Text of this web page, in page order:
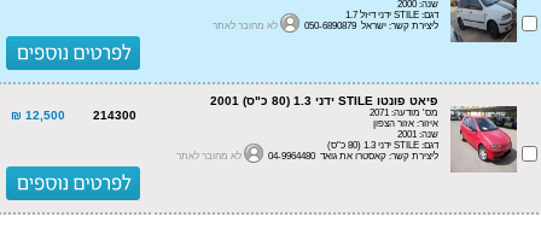
שנה: 2000
דגם: STILE ידני דיזל 1.7
ליצירת קשר: ישראל 050-6890879
לא מחובר לאתר
פיאט פונטו STILE ידני 1.3 (80 כ"ס) 2001
מס' מודעה: 2071
איזור: אזור הצפון
שנה: 2001
דגם: STILE ידני 1.3 (80 כ"ס)
ליצירת קשר: קאסטרו את גואד 04-9964480
לא מחובר לאתר
214300
12,500 ₪